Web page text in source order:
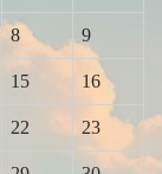
8 9
15 16
22 23